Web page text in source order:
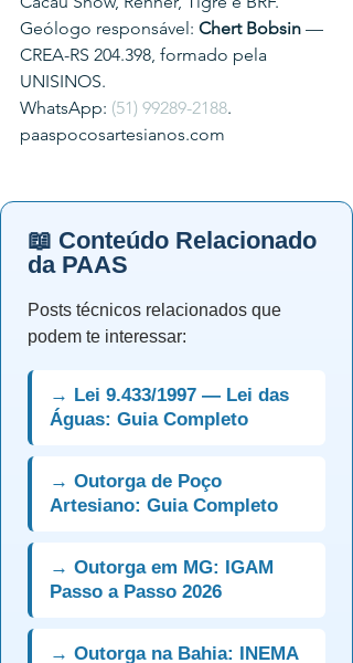
Geólogo responsável: Chert Bobsin —
CREA-RS 204.398, formado pela
UNISINOS.
WhatsApp: (51) 99289-2188.
paaspocosartesianos.com
📖 Conteúdo Relacionado
da PAAS
Posts técnicos relacionados que
podem te interessar:
→ Lei 9.433/1997 — Lei das
Águas: Guia Completo
→ Outorga de Poço
Artesiano: Guia Completo
→ Outorga em MG: IGAM
Passo a Passo 2026
→ Outorga na Bahia: INEMA